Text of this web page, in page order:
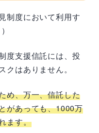
制度において利用す
度支援信託には、投
クはありません。
め、万一、信託した
があっても、1000万
ます。